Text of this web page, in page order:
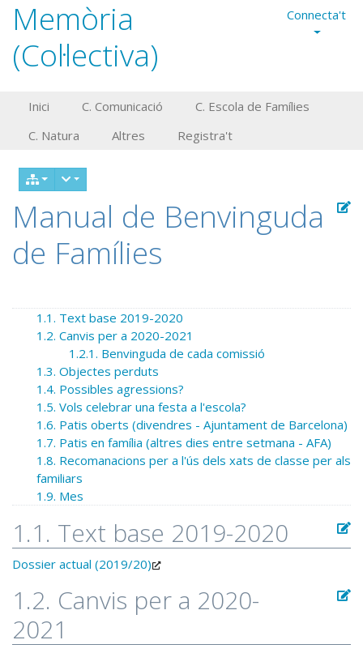
Memòria
(Col·lectiva)
Connecta't
Inici C. Comunicació
C. Escola de Famílies
C. Natura
Altres Registra't
Manual de Benvinguda
de Famílies
1.1. Text base 2019-2020
1.2. Canvis per a 2020-2021
1.2.1. Benvinguda de cada comissió
1.3. Objectes perduts
1.4. Possibles agressions?
1.5. Vols celebrar una festa a l'escola?
1.6. Patis oberts (divendres - Ajuntament de Barcelona)
1.7. Patis en família (altres dies entre setmana - AFA)
1.8. Recomanacions per a l'ús dels xats de classe per als
familiars
1.9. Mes
1.1. Text base 2019-2020
Dossier actual (2019/20)
1.2. Canvis per a 2020-
2021